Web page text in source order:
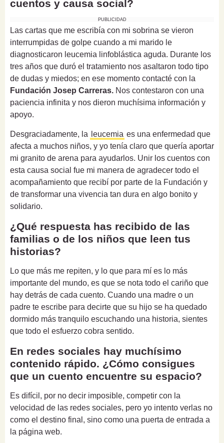
cuentos y causa social?
PUBLICIDAD
Las cartas que me escribía con mi sobrina se vieron
interrumpidas de golpe cuando a mi marido le
diagnosticaron leucemia linfoblástica aguda. Durante los
tres años que duró el tratamiento nos asaltaron todo tipo
de dudas y miedos; en ese momento contacté con la
Fundación Josep Carreras. Nos contestaron con una
paciencia infinita y nos dieron muchísima información y
apoyo.
Desgraciadamente, la leucemia es una enfermedad que
afecta a muchos niños, y yo tenía claro que quería aportar
mi granito de arena para ayudarlos. Unir los cuentos con
esta causa social fue mi manera de agradecer todo el
acompañamiento que recibí por parte de la Fundación y
de transformar una vivencia tan dura en algo bonito y
solidario.
¿Qué respuesta has recibido de las
familias o de los niños que leen tus
historias?
Lo que más me repiten, y lo que para mí es lo más
importante del mundo, es que se nota todo el cariño que
hay detrás de cada cuento. Cuando una madre o un
padre te escribe para decirte que su hijo se ha quedado
dormido más tranquilo escuchando una historia, sientes
que todo el esfuerzo cobra sentido.
En redes sociales hay muchísimo
contenido rápido. ¿Cómo consigues
que un cuento encuentre su espacio?
Es difícil, por no decir imposible, competir con la
velocidad de las redes sociales, pero yo intento verlas no
como el destino final, sino como una puerta de entrada a
la página web.